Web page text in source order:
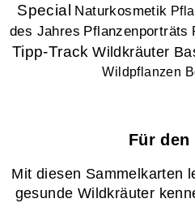
Special Naturkosmetik
des Jahres Pflanzenporträts
Tipp-Track Wildkräuter
Wildpflanzen
Für den
Mit diesen Sammelkarten
gesunde Wildkräuter